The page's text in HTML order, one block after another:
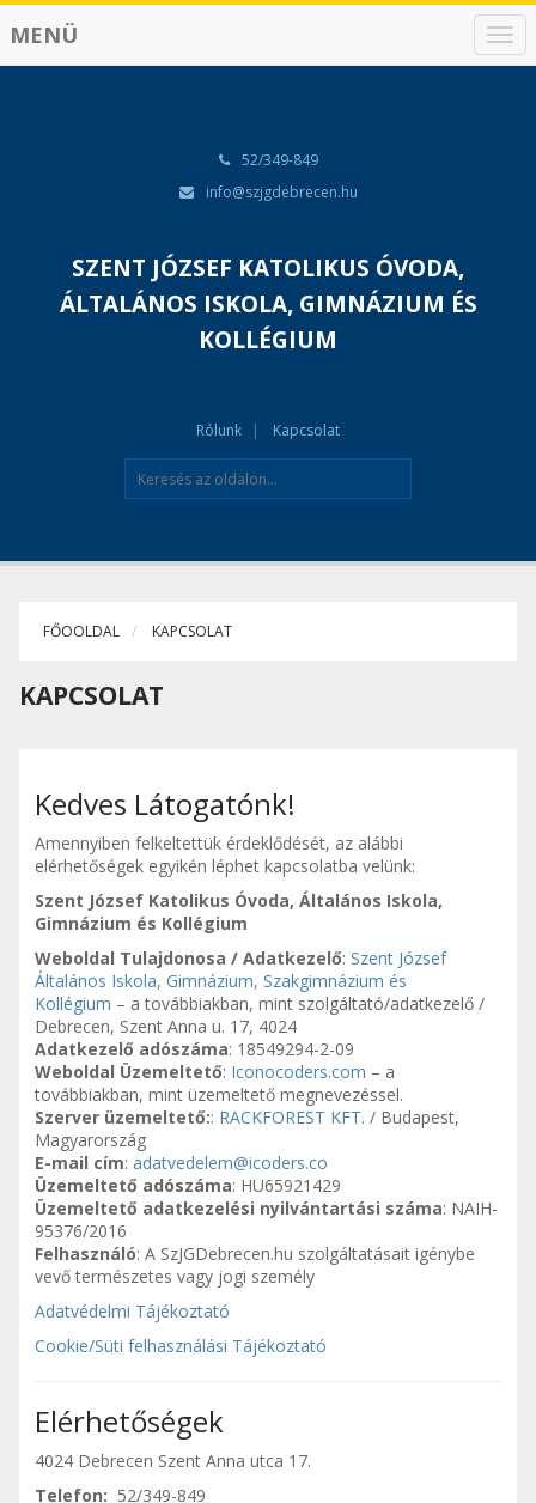
N
a
MENÜ
52/349-849
info@szjgdebrecen.hu
SZENT JÓZSEF KATOLIKUS ÓVODA,
ÁLTALÁNOS ISKOLA, GIMNÁZIUM ÉS
KOLLÉGIUM
Rólunk Kapcsolat
FŐOOLDAL KAPCSOLAT
KAPCSOLAT
Kedves Látogatónk!
Amennyiben felkeltettük érdeklődését, az alábbi
elérhetőségek egyikén léphet kapcsolatba velünk:
Szent József Katolikus Óvoda, Általános Iskola,
Gimnázium és Kollégium
Weboldal Tulajdonosa / Adatkezelő: Szent József
Általános Iskola, Gimnázium, Szakgimnázium és
Kollégium – a továbbiakban, mint szolgáltató/adatkezelő /
Debrecen, Szent Anna u. 17, 4024
Adatkezelő adószáma: 18549294-2-09
Weboldal Üzemeltető: Iconocoders.com – a
továbbiakban, mint üzemeltető megnevezéssel.
Szerver üzemeltető:: RACKFOREST KFT. / Budapest,
Magyarország
E-mail cím: adatvedelem@icoders.co
Üzemeltető adószáma: HU65921429
Üzemeltető adatkezelési nyilvántartási száma: NAIH-
95376/2016
Felhasználó: A SzJGDebrecen.hu szolgáltatásait igénybe
vevő természetes vagy jogi személy
Adatvédelmi Tájékoztató
Cookie/Süti felhasználási Tájékoztató
Elérhetőségek
4024 Debrecen Szent Anna utca 17.
Telefon: 52/349-849